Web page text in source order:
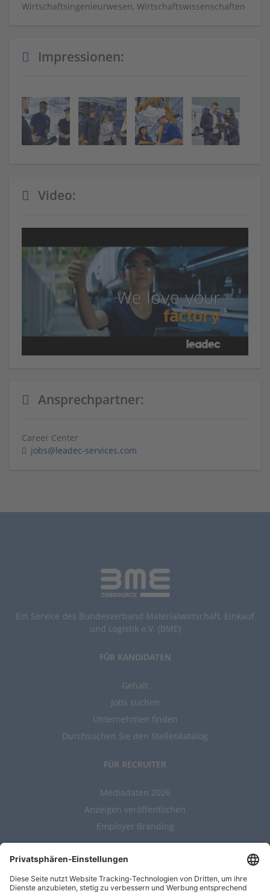
Wirtschaftsingenieurwesen, Wirtschaftswissenschaften
Impressionen:
Video:
Ansprechpartner:
Career Center
jobs@leadec-services.com
Ein Service des Bundesverband Materialwirtschaft, Einkauf
und Logistik e.V. (BME)
FÜR KANDIDATEN
Gehalt
Jobs suchen
Unternehmen finden
Durchsuchen Sie den Stellenkatalog
FÜR RECRUITER
Mediadaten 2026
Anzeigen veröffentlichen
Employer Branding
ALLGEMEIN
Kontakt